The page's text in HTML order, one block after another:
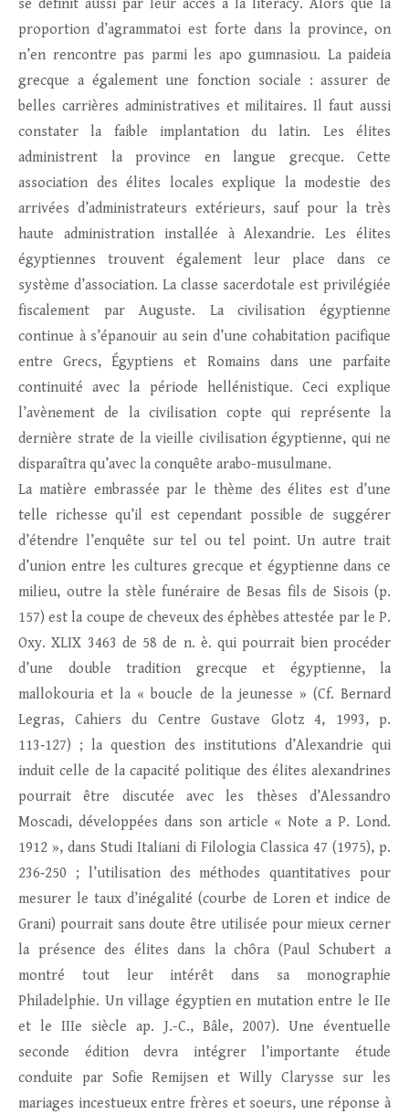
se définit aussi par leur accès à la literacy. Alors que la
proportion d’agrammatoi est forte dans la province, on
n’en rencontre pas parmi les apo gumnasiou. La paideia
grecque a également une fonction sociale : assurer de
belles carrières administratives et militaires. Il faut aussi
constater la faible implantation du latin. Les élites
administrent la province en langue grecque. Cette
association des élites locales explique la modestie des
arrivées d’administrateurs extérieurs, sauf pour la très
haute administration installée à Alexandrie. Les élites
égyptiennes trouvent également leur place dans ce
système d’association. La classe sacerdotale est privilégiée
fiscalement par Auguste. La civilisation égyptienne
continue à s’épanouir au sein d’une cohabitation pacifique
entre Grecs, Égyptiens et Romains dans une parfaite
continuité avec la période hellénistique. Ceci explique
l’avènement de la civilisation copte qui représente la
dernière strate de la vieille civilisation égyptienne, qui ne
disparaîtra qu’avec la conquête arabo-musulmane.
La matière embrassée par le thème des élites est d’une
telle richesse qu’il est cependant possible de suggérer
d’étendre l’enquête sur tel ou tel point. Un autre trait
d’union entre les cultures grecque et égyptienne dans ce
milieu, outre la stèle funéraire de Besas fils de Sisois (p.
157) est la coupe de cheveux des éphèbes attestée par le P.
Oxy. XLIX 3463 de 58 de n. è. qui pourrait bien procéder
d’une double tradition grecque et égyptienne, la
mallokouria et la « boucle de la jeunesse » (Cf. Bernard
Legras, Cahiers du Centre Gustave Glotz 4, 1993, p.
113‑127) ; la question des institutions d’Alexandrie qui
induit celle de la capacité politique des élites alexandrines
pourrait être discutée avec les thèses d’Alessandro
Moscadi, développées dans son article « Note a P. Lond.
1912 », dans Studi Italiani di Filologia Classica 47 (1975), p.
236‑250 ; l’utilisation des méthodes quantitatives pour
mesurer le taux d’inégalité (courbe de Loren et indice de
Grani) pourrait sans doute être utilisée pour mieux cerner
la présence des élites dans la chôra (Paul Schubert a
montré tout leur intérêt dans sa monographie
Philadelphie. Un village égyptien en mutation entre le IIe
et le IIIe siècle ap. J.-C., Bâle, 2007). Une éventuelle
seconde édition devra intégrer l’importante étude
conduite par Sofie Remijsen et Willy Clarysse sur les
mariages incestueux entre frères et soeurs, une réponse à